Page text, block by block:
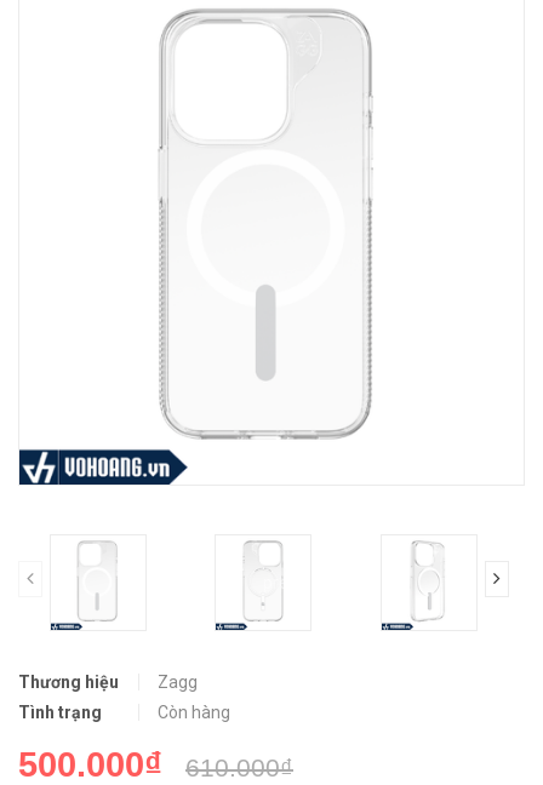
Thương hiệu
Zagg
Tình trạng
Còn hàng
500.000₫ 610.000₫